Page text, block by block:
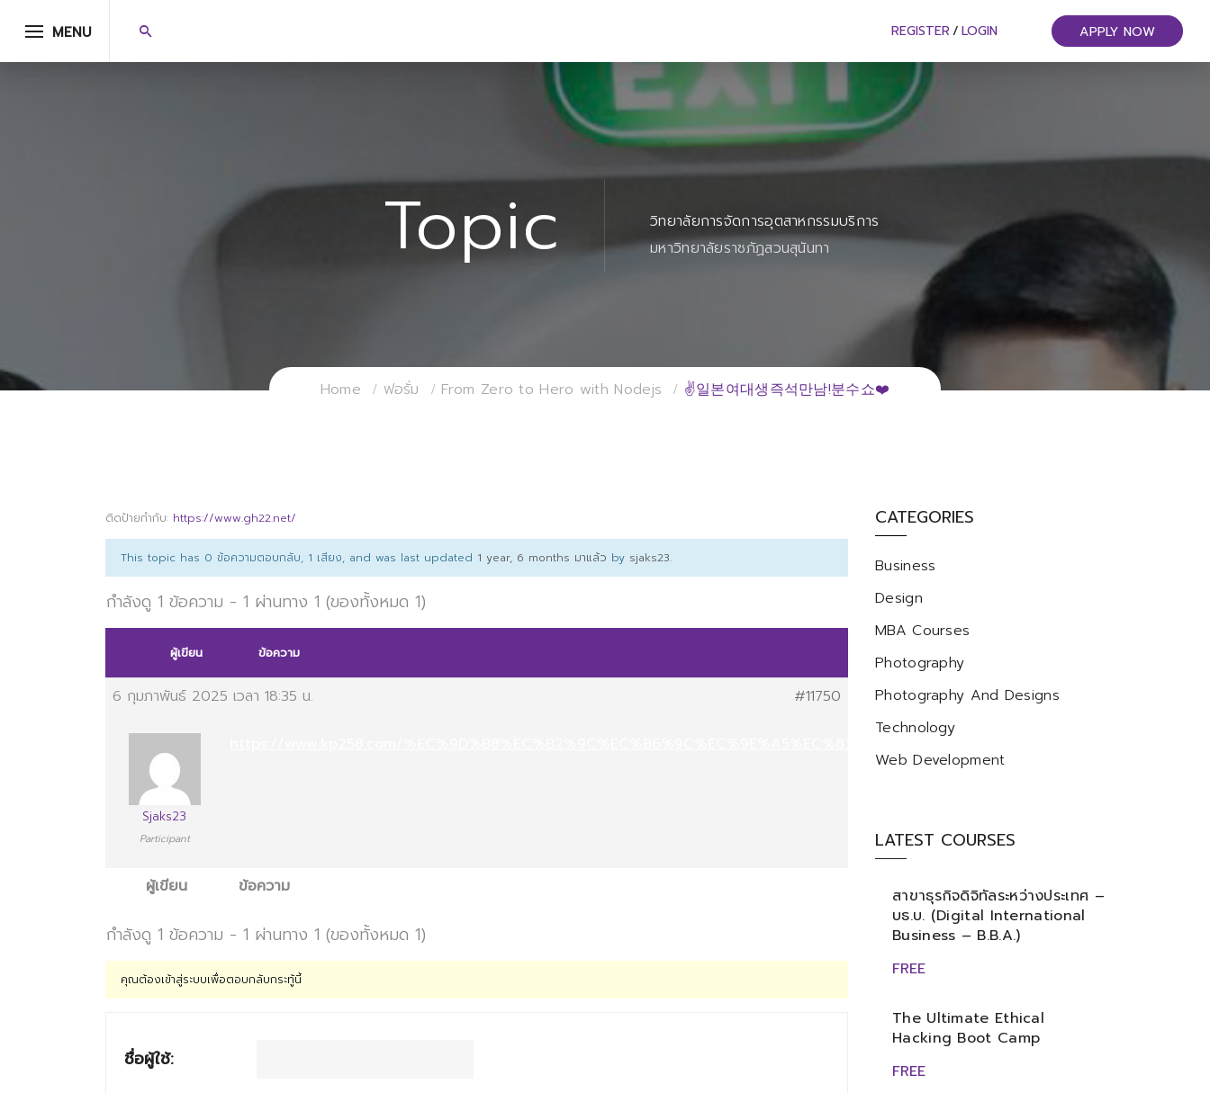
MENU REGISTER / LOGIN APPLY NOW
Topic
วิทยาลัยการจัดการอุตสาหกรรมบริการ
มหาวิทยาลัยราชภัฏสวนสุนันทา
Home ฟอรั่ม From Zero to Hero with Nodejs ✌일본여대생즉석만남!분수쇼❤️
ติดป้ายกำกับ: https://www.gh22.net/
This topic has 0 ข้อความตอบกลับ, 1 เสียง, and was last updated 1 year, 6 months มาแล้ว by sjaks23.
กำลังดู 1 ข้อความ - 1 ผ่านทาง 1 (ของทั้งหมด 1)
ผู้เขียน ข้อความ
6 กุมภาพันธ์ 2025 เวลา 18:35 น. #11750
Sjaks23
Participant
ผู้เขียน ข้อความ
กำลังดู 1 ข้อความ - 1 ผ่านทาง 1 (ของทั้งหมด 1)
คุณต้องเข้าสู่ระบบเพื่อตอบกลับกระทู้นี้
ชื่อผู้ใช้:
CATEGORIES
Business
Design
MBA Courses
Photography
Photography And Designs
Technology
Web Development
LATEST COURSES
สาขาธุรกิจดิจิทัลระหว่างประเทศ –
บธ.บ. (Digital International
Business – B.B.A.)
FREE
The Ultimate Ethical
Hacking Boot Camp
FREE